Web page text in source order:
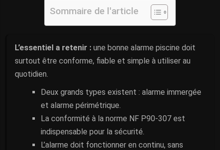
Sommaire de l'article
L’essentiel a retenir : une bonne alarme piscine doit
surtout être conforme, fiable et simple à utiliser au
quotidien.
Deux grands types existent : alarme immergée
et alarme périmétrique.
La conformité à la norme NF P90-307 est
indispensable pour la sécurité.
L’alarme doit fonctionner en continu, sans